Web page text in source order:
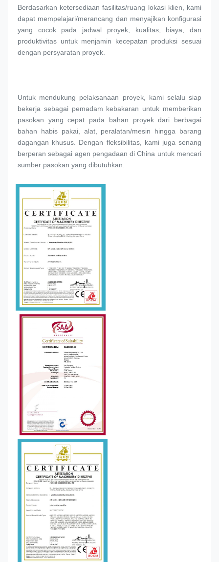
Berdasarkan ketersediaan fasilitas/ruang lokasi klien, kami
dapat mempelajari/merancang dan menyajikan konfigurasi
yang cocok pada jadwal proyek, kualitas, biaya, dan
produktivitas untuk menjamin kecepatan produksi sesuai
dengan persyaratan proyek.
Untuk mendukung pelaksanaan proyek, kami selalu siap
bekerja sebagai pemadam kebakaran untuk memberikan
pasokan yang cepat pada bahan proyek dari berbagai
bahan habis pakai, alat, peralatan/mesin hingga barang
dagangan khusus. Dengan fleksibilitas, kami juga senang
berperan sebagai agen pengadaan di China untuk mencari
sumber pasokan yang dibutuhkan.